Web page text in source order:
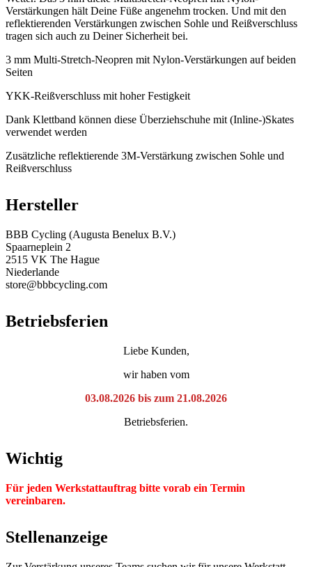
Verstärkungen hält Deine Füße angenehm trocken. Und mit den
reflektierenden Verstärkungen zwischen Sohle und Reißverschluss
tragen sich auch zu Deiner Sicherheit bei.
3 mm Multi-Stretch-Neopren mit Nylon-Verstärkungen auf beiden
Seiten
YKK-Reißverschluss mit hoher Festigkeit
Dank Klettband können diese Überziehschuhe mit (Inline-)Skates
verwendet werden
Zusätzliche reflektierende 3M-Verstärkung zwischen Sohle und
Reißverschluss
Hersteller
BBB Cycling (Augusta Benelux B.V.)
Spaarneplein 2
2515 VK The Hague
Niederlande
store@bbbcycling.com
Betriebsferien
Liebe Kunden,
wir haben vom
03.08.2026 bis zum 21.08.2026
Betriebsferien.
Wichtig
Für jeden Werkstattauftrag bitte vorab ein Termin
vereinbaren.
Stellenanzeige